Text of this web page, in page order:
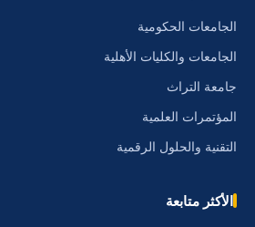
الجامعات الحكومية
الجامعات والكليات الأهلية
جامعة التراث
المؤتمرات العلمية
التقنية والحلول الرقمية
الأكثر متابعة